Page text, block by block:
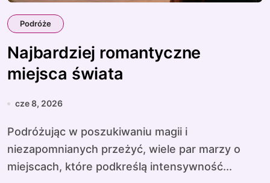
Podróże
Najbardziej romantyczne
miejsca świata
cze 8, 2026
Podróżując w poszukiwaniu magii i
niezapomnianych przeżyć, wiele par marzy o
miejscach, które podkreślą intensywność...